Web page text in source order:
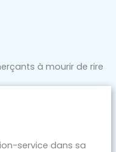
à mourir de rire
service dans sa